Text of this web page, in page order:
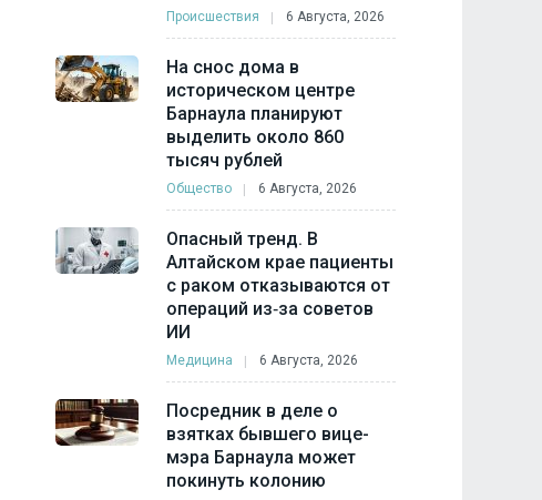
Происшествия 6 Августа, 2026
На снос дома в
историческом центре
Барнаула планируют
выделить около 860
тысяч рублей
Общество 6 Августа, 2026
Опасный тренд. В
Алтайском крае пациенты
с раком отказываются от
операций из‑за советов
ИИ
Медицина 6 Августа, 2026
Посредник в деле о
взятках бывшего вице-
мэра Барнаула может
покинуть колонию